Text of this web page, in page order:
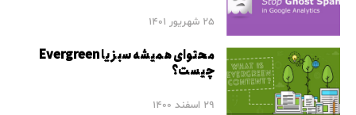
25 شهریور 1401
محتوای همیشه سبز یا Evergreen
چیست؟
29 اسفند 1400